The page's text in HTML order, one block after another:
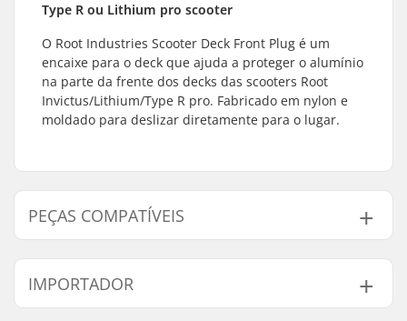
Type R ou Lithium pro scooter
O Root Industries Scooter Deck Front Plug é um
encaixe para o deck que ajuda a proteger o alumínio
na parte da frente dos decks das scooters Root
Invictus/Lithium/Type R pro. Fabricado em nylon e
moldado para deslizar diretamente para o lugar.
PEÇAS COMPATÍVEIS
Encontre produtos compativeis com Root Industries
Deck Plug Dianteiro:
IMPORTADOR